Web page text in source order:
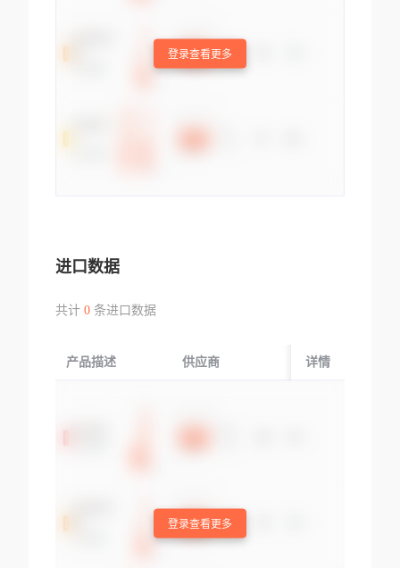
登录查看更多
进口数据
共计 0条进口数据
产品描述 供应商 起运国/地区
详情
登录查看更多